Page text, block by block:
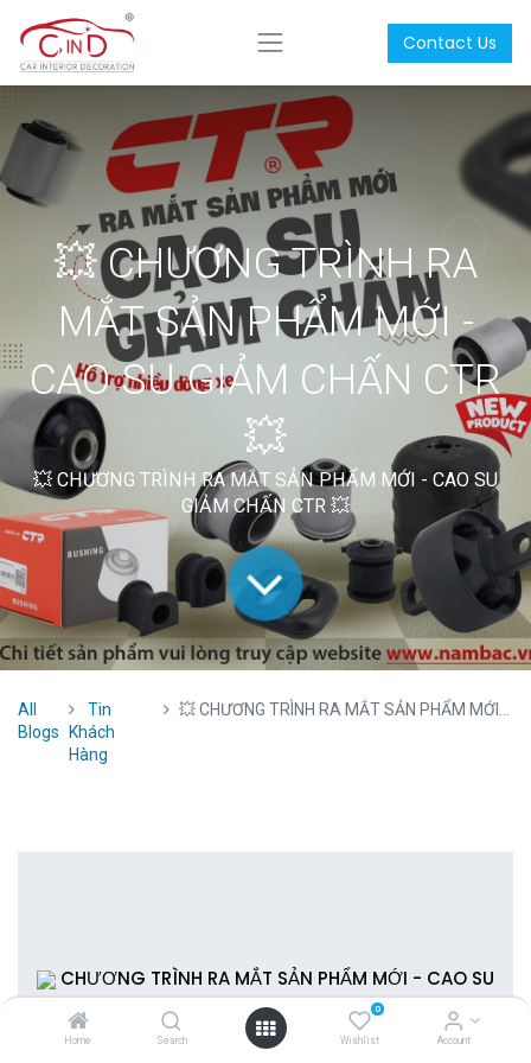
Home Search
0
Wishlist Account
Contact Us
💥 CHƯƠNG TRÌNH RA
MẮT SẢN PHẨM MỚI -
CAO SU GIẢM CHẤN CTR
💥
💥 CHƯƠNG TRÌNH RA MẮT SẢN PHẨM MỚI - CAO SU
GIẢM CHẤN CTR 💥
All
Blogs
Tin
Khách
Hàng
💥 CHƯƠNG TRÌNH RA MẮT SẢN PHẨM MỚI - CAO SU GIẢM CHẤN CTR 💥
CHƯƠNG TRÌNH RA MẮT SẢN PHẨM MỚI - CAO SU